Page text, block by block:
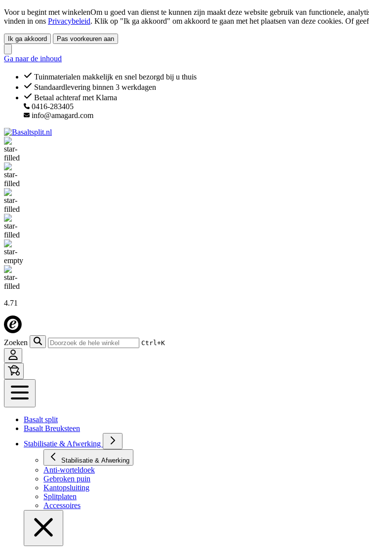
Voor u begint met winkelenOm u goed van dienst te kunnen zijn maakt deze website gebruik van functionele,
vinden in ons Privacybeleid. Klik op "Ik ga akkoord" om akkoord te gaan met het plaatsen van deze cookies. Of
Ik ga akkoord Pas voorkeuren aan
Ga naar de inhoud
Tuinmaterialen makkelijk en snel bezorgd bij u thuis
Standaardlevering binnen 3 werkdagen
Betaal achteraf met Klarna
0416-283405
info@amagard.com
4.71
Zoeken Ctrl+K
Basalt split
Basalt Breuksteen
Stabilisatie & Afwerking
Stabilisatie & Afwerking
Anti-worteldoek
Gebroken puin
Kantopsluiting
Splitplaten
Accessoires